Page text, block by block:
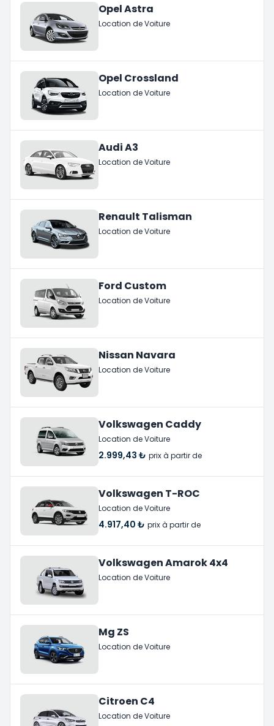
Opel Astra
Location de Voiture
Opel Crossland
Location de Voiture
Audi A3
Location de Voiture
Renault Talisman
Location de Voiture
Ford Custom
Location de Voiture
Nissan Navara
Location de Voiture
Volkswagen Caddy
Location de Voiture
2.999,43 ₺ prix à partir de
Volkswagen T-ROC
Location de Voiture
4.917,40 ₺ prix à partir de
Volkswagen Amarok 4x4
Location de Voiture
Mg ZS
Location de Voiture
Citroen C4
Location de Voiture